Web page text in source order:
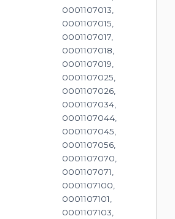
0001107013,
0001107015,
0001107017,
0001107018,
0001107019,
0001107025,
0001107026,
0001107034,
0001107044,
0001107045,
0001107056,
0001107070,
0001107071,
0001107100,
0001107101,
0001107103,